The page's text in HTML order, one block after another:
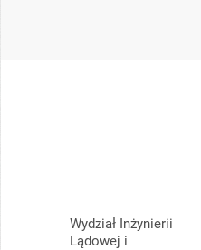
Wydział Inżynierii
Lądowej i